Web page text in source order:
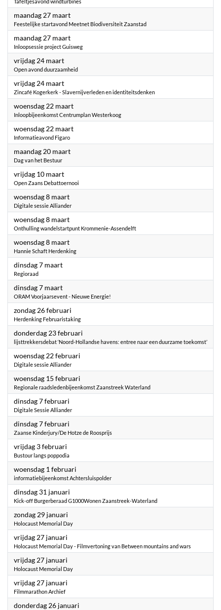
maandag 27 maart2023
Feestelijke startavond Meetnet Biodiversiteit Zaanstad
maandag 27 maart2023
Inloopsessie project Guisweg
vrijdag 24 maart2023
Open avond duurzaamheid
vrijdag 24 maart2023
Zincafé Kogerkerk - Slavernijverleden en identiteitsdenken
woensdag 22 maart2023
Inloopbijeenkomst Centrumplan Westerkoog
woensdag 22 maart2023
Informatieavond Figaro
maandag 20 maart2023
Dag van het Bestuur
vrijdag 10 maart2023
Open Zaans Debattoernooi
woensdag 8 maart2023
Digitale sessie Alliander
woensdag 8 maart2023
Onthulling wandelstartpunt Krommenie-Assendelft
woensdag 8 maart2023
Hannie Schaft Herdenking
dinsdag 7 maart2023
Regioraad
dinsdag 7 maart2023
ORAM Voorjaarsevent - Nieuwe Energie!
zondag 26 februari
Herdenking Februaristaking
donderdag 23 februari
lijsttrekkersdebat ‘Noord-Hollandse havens: entree naar een duurzame toekomst’
woensdag 22 februari
Digitale sessie Alliander
woensdag 15 februari
Regionale raadsledenbijeenkomst Zaanstreek Waterland
dinsdag 7 februari
Digitale Sessie Alliander
dinsdag 7 februari
Zaanse Kinderjury/De Hotze de Roosprijs
vrijdag 3 februari
Bustour langs poppodia
woensdag 1 februari
informatiebijeenkomst Achtersluispolder
dinsdag 31 januari
Kick-off Burgerberaad G1000Wonen Zaanstreek-Waterland
zondag 29 januari
Holocaust Memorial Day
vrijdag 27 januari
Holocaust Memorial Day - Filmvertoning van Between mountains and wars
vrijdag 27 januari
Holocaust Memorial Day
vrijdag 27 januari
Filmmarathon Archief
donderdag 26 januari